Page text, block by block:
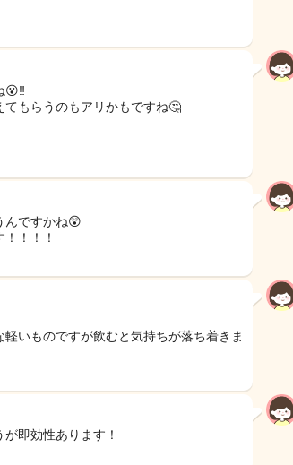
😮‼️
てもらうのもアリかもですね🤔
んですかね😲
！！！
いものですが飲むと気持ちが落ち着きま
即効性あります！